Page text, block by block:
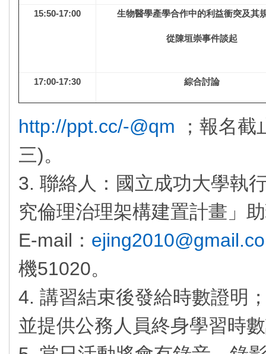
15:50-17:00 生物醫學產學合作中的利益衝突及其
從陳垣崇事件談起
17:00-17:30 綜合討論
http://ppt.cc/-@qm ；報名
三)。
3. 聯絡人：國立成功大學執
究倫理治理架構建置計畫」
E-mail：
機51020。
4. 講習結束後發給時數證明
並提供公務人員終身學習時